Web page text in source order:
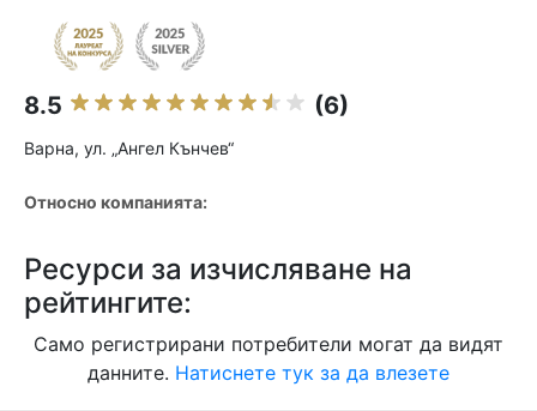
8.5 (6)
Варна, ул. „Ангел Кънчев“
Относно компанията:
Ресурси за изчисляване на
рейтингите:
Само регистрирани потребители могат да видят
данните. Натиснете тук за да влезете